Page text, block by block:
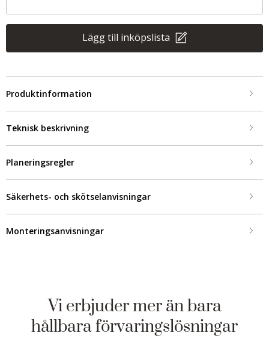
Lägg till inköpslista
Produktinformation
Teknisk beskrivning
Planeringsregler
Säkerhets- och skötselanvisningar
Monteringsanvisningar
Vi erbjuder mer än bara
hållbara förvaringslösningar